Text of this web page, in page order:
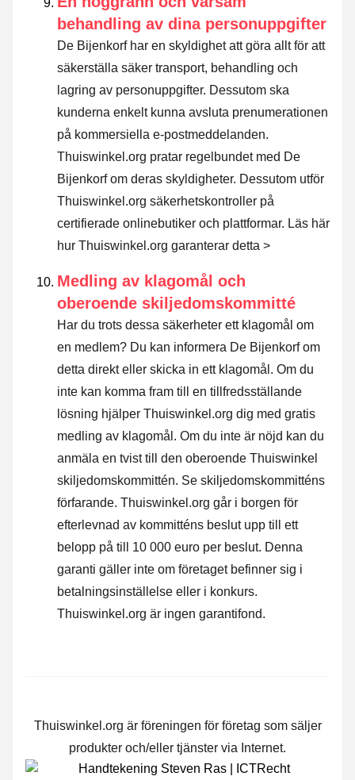
behandling av dina personuppgifter
De Bijenkorf har en skyldighet att göra allt för att
säkerställa säker transport, behandling och
lagring av personuppgifter. Dessutom ska
kunderna enkelt kunna avsluta prenumerationen
på kommersiella e-postmeddelanden.
Thuiswinkel.org pratar regelbundet med De
Bijenkorf om deras skyldigheter. Dessutom utför
Thuiswinkel.org säkerhetskontroller på
certifierade onlinebutiker och plattformar. Läs här
hur Thuiswinkel.org garanterar detta >
Medling av klagomål och
oberoende skiljedomskommitté
Har du trots dessa säkerheter ett klagomål om
en medlem? Du kan informera De Bijenkorf om
detta direkt eller skicka in ett klagomål . Om du
inte kan komma fram till en tillfredsställande
lösning hjälper Thuiswinkel.org dig med gratis
medling av klagomål. Om du inte är nöjd kan du
anmäla en tvist till den oberoende Thuiswinkel
skiljedomskommittén. Se skiljedomskommitténs
förfarande. Thuiswinkel.org går i borgen för
efterlevnad av kommitténs beslut upp till ett
belopp på till 10 000 euro per beslut. Denna
garanti gäller inte om företaget befinner sig i
betalningsinställelse eller i konkurs.
Thuiswinkel.org är ingen garantifond.
Thuiswinkel.org är föreningen för företag som säljer
produkter och/eller tjänster via Internet.